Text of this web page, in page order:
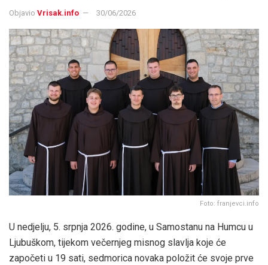
Objavio Vrisak.info 30/06/2026
Foto: franjevci.info
U nedjelju, 5. srpnja 2026. godine, u Samostanu na Humcu u
Ljubuškom, tijekom večernjeg misnog slavlja koje će
započeti u 19 sati, sedmorica novaka položit će svoje prve